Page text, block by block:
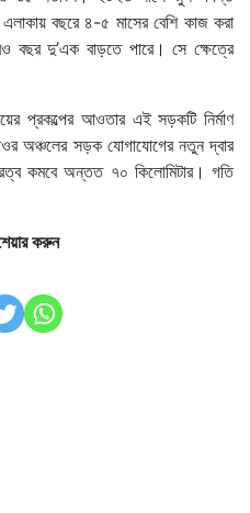
বছরে ৪-৫ মাসের বেশি কাজ করা
দু’এক বাড়তে পারে। সে ক্ষেত্রে
প্রকল্পের আওতার এই সড়কটি নির্মাণ
অঞ্চলের সড়ক যোগাযোগের নতুন দ্বার
কমবে অন্তত ৭০ কিলোমিটার। গতি
করুন